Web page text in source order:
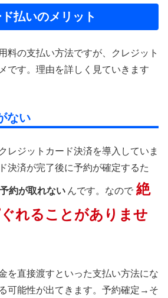
払いのメリット
料の支払い方法ですが、クレジット
です。理由を詳しく見ていきます
ない
レジットカード決済を導入していま
決済が完了後に予約が確定するた
約が取れない んです。なので 絶
れることがありませ
を直接渡すといった支払い方法にな
可能性が出てきます。予約確定→そ